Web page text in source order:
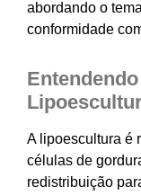
abordando o
conformidade
A lipoescultura é
células de
redistribuição